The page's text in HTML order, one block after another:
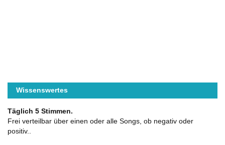
Wissenswertes
Täglich 5 Stimmen.
Frei verteilbar über einen oder alle Songs, ob negativ oder
positiv..